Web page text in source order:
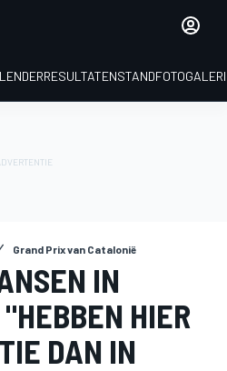
RESULTATENSTAND
Grand Prix van Catalonië
IN
HIER
DAN IN